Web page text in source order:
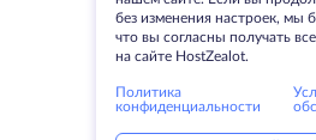
без изменения настроек, мы
что вы согласны получать
на сайте HostZealot.
Политика
конфиденциальности